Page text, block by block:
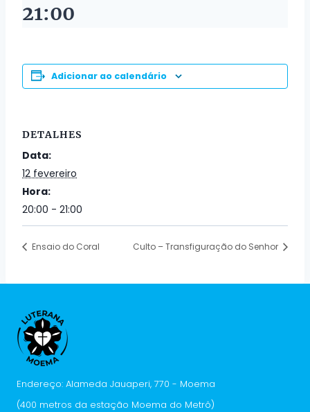
21:00
Adicionar ao calendário
DETALHES
Data:
12 fevereiro
Hora:
20:00 - 21:00
Ensaio do Coral Culto – Transfiguração do Senhor
Endereço: Alameda Jauaperi, 770 - Moema
(400 metros da estação Moema do Metrô)